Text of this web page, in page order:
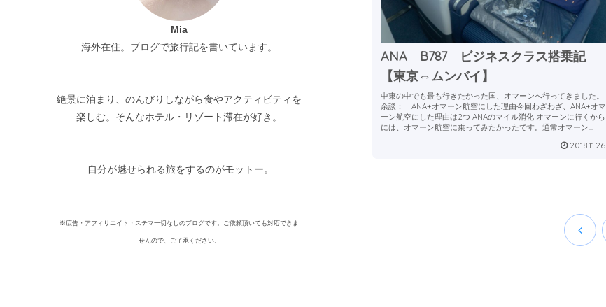
ANA B787 ビジネスクラス搭乗記
【東京⇔ムンバイ】
中東の中でも最も行きたかった国、オマーンへ行ってきました。
余談： ANA+オマーン航空にした理由今回わざわざ、ANA+オマ
ーン航空にした理由は2つ ANAのマイル消化 オマーンに行くから
には、オマーン航空に乗ってみたかったです。通常オマーン...
2018.11.26
前
Mia
海外在住。ブログで旅行記を書いています。
絶景に泊まり、のんびりしながら食やアクティビティを
楽しむ。そんなホテル・リゾート滞在が好き。
自分が魅せられる旅をするのがモットー。
※広告・アフィリエイト・ステマ一切なしのブログです。ご依頼頂いても対応できま
せんので、ご了承ください。